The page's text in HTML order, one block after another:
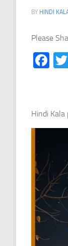
BY HINDI
Please
Hindi Kala